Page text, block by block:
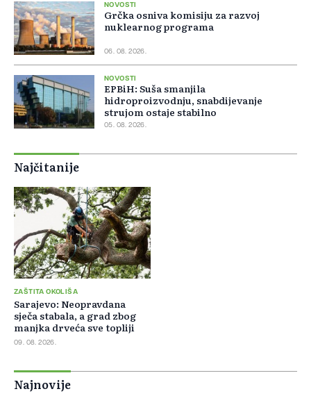
NOVOSTI
Grčka osniva komisiju za razvoj
nuklearnog programa
06. 08. 2026.
NOVOSTI
EPBiH: Suša smanjila
hidroproizvodnju, snabdijevanje
strujom ostaje stabilno
05. 08. 2026.
Najčitanije
ZAŠTITA OKOLIŠA
Sarajevo: Neopravdana
sječa stabala, a grad zbog
manjka drveća sve topliji
09. 08. 2026.
Najnovije